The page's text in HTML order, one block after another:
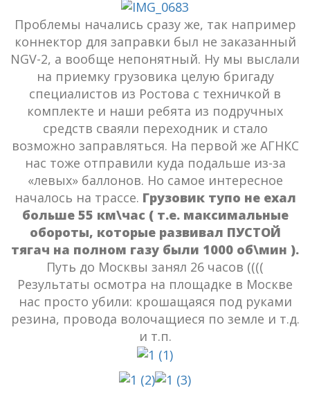
Проблемы начались сразу же, так например
коннектор для заправки был не заказанный
NGV-2, а вообще непонятный. Ну мы выслали
на приемку грузовика целую бригаду
специалистов из Ростова с техничкой в
комплекте и наши ребята из подручных
средств сваяли переходник и стало
возможно заправляться. На первой же АГНКС
нас тоже отправили куда подальше из-за
«левых» баллонов. Но самое интересное
началось на трассе. Грузовик тупо не ехал
больше 55 км\час ( т.е. максимальные
обороты, которые развивал ПУСТОЙ
тягач на полном газу были 1000 об\мин ).
Путь до Москвы занял 26 часов ((((
Результаты осмотра на площадке в Москве
нас просто убили: крошащаяся под руками
резина, провода волочащиеся по земле и т.д.
и т.п.